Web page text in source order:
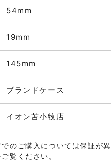
54mm
19mm
145mm
ブランドケース
イオン苫小牧店
のご購入については保証が
ご覧ください。